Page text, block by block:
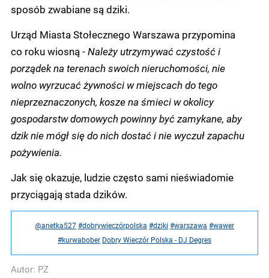
sposób zwabiane są dziki.
Urząd Miasta Stołecznego Warszawa przypomina
co roku wiosną -Należy utrzymywać czystość i
porządek na terenach swoich nieruchomości, nie
wolno wyrzucać żywności w miejscach do tego
nieprzeznaczonych, kosze na śmieci w okolicy
gospodarstw domowych powinny być zamykane, aby
dzik nie mógł się do nich dostać i nie wyczuł zapachu
pożywienia.
Jak się okazuje, ludzie często sami nieświadomie
przyciągają stada dzików.
@anetka527 #dobrywieczórpolska #dziki #warszawa #wawer
#kurwabober Dobry Wieczór Polska - DJ Degres
Autor: PZ